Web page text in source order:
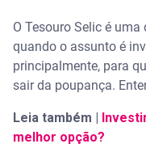
Assista | Dicionário
SELIC e como
Poupança ou
Rendimento da
O Tesouro Selic é
quando o assunto é
principalmente, para
sair da poupança.
Leia também |
melhor opção?